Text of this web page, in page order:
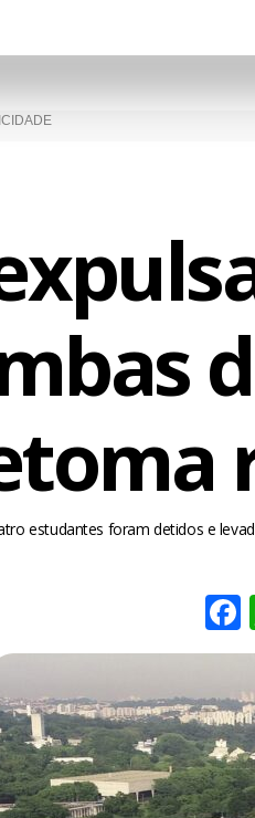
estudantes foram detidos e